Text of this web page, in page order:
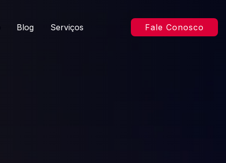
Blog Serviços Fale Conosco